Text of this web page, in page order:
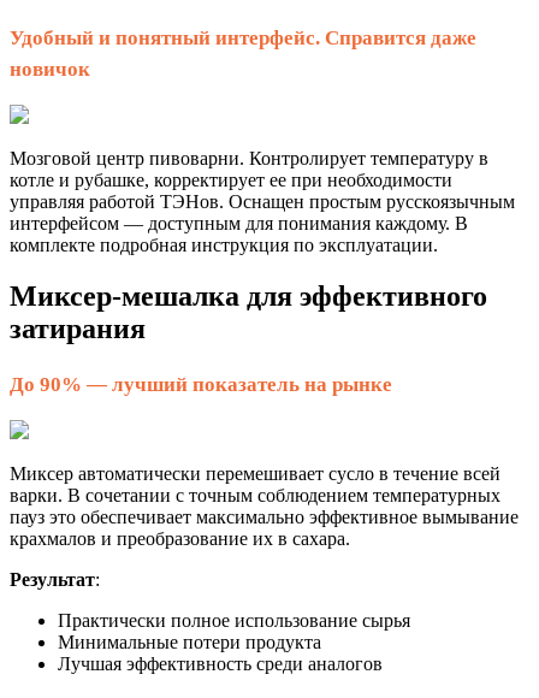
Удобный и понятный интерфейс. Справится даже
новичок
Мозговой центр пивоварни. Контролирует температуру в
котле и рубашке, корректирует ее при необходимости
управляя работой ТЭНов. Оснащен простым русскоязычным
интерфейсом — доступным для понимания каждому. В
комплекте подробная инструкция по эксплуатации.
Миксер-мешалка для эффективного
затирания
До 90% — лучший показатель на рынке
Миксер автоматически перемешивает сусло в течение всей
варки. В сочетании с точным соблюдением температурных
пауз это обеспечивает максимально эффективное вымывание
крахмалов и преобразование их в сахара.
Результат:
Практически полное использование сырья
Минимальные потери продукта
Лучшая эффективность среди аналогов